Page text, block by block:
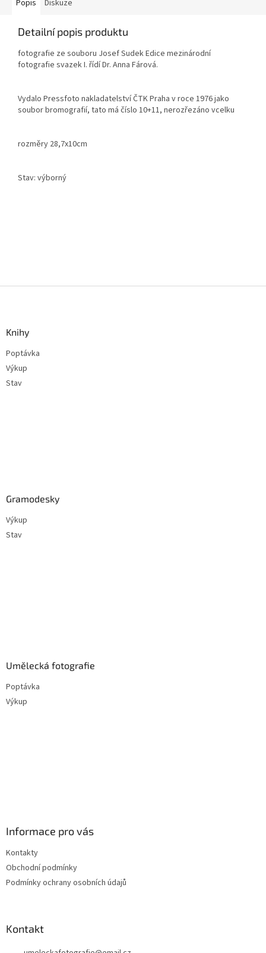
Popis Diskuze
Detailní popis produktu
fotografie ze souboru Josef Sudek Edice mezinárodní
fotografie svazek I. řídí Dr. Anna Fárová.
Vydalo Pressfoto nakladatelství ČTK Praha v roce 1976 jako
soubor bromografií, tato má číslo 10+11, nerozřezáno vcelku
rozměry 28,7x10cm
Stav: výborný
Knihy
Poptávka
Výkup
Stav
Gramodesky
Výkup
Stav
Umělecká fotografie
Poptávka
Výkup
Informace pro vás
Kontakty
Obchodní podmínky
Podmínky ochrany osobních údajů
Kontakt